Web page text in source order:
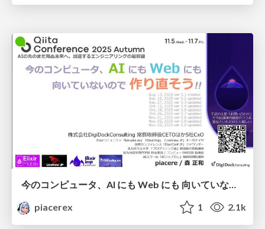
今のコンピュータ、AI にも Web にも 向いていないので 作り直そう!!
piacerex
1 2.1k